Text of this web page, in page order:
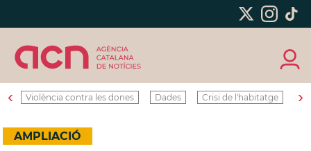
‹ Violència contra les dones Dades Crisi de l'habitatge ›
AMPLIACIÓ